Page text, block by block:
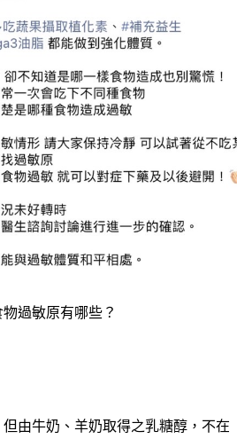
過敏原有哪些？
但由牛奶、羊奶取得之乳糖醇，不在